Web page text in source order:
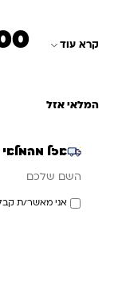
קרא עוד
המלאי אזל
אזל
אני מאשר/ת